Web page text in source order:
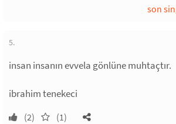
son
5.
insan insanın evvela gönlüne muhtaçtır.
ibrahim tenekeci
(2) (1)